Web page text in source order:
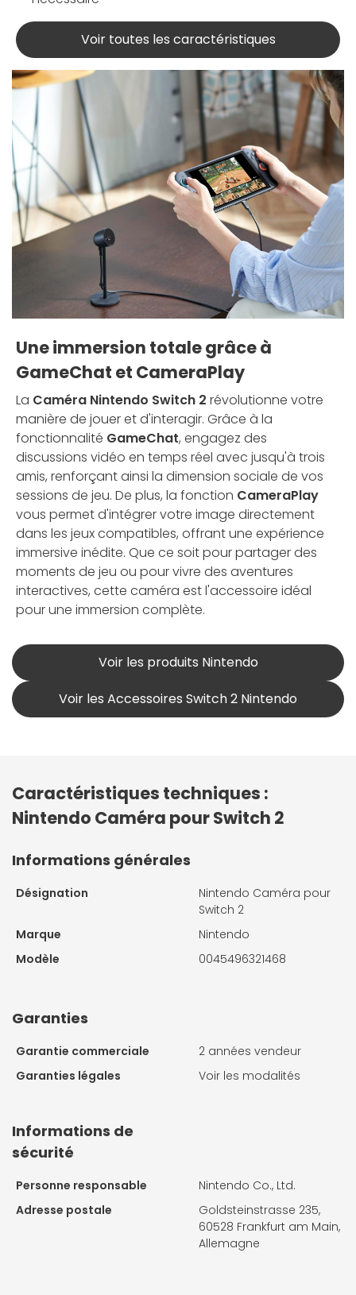
Voir toutes les caractéristiques
Une immersion totale grâce à
GameChat et CameraPlay
La Caméra Nintendo Switch 2 révolutionne votre
manière de jouer et d'interagir. Grâce à la
fonctionnalité GameChat, engagez des
discussions vidéo en temps réel avec jusqu'à trois
amis, renforçant ainsi la dimension sociale de vos
sessions de jeu. De plus, la fonction CameraPlay
vous permet d'intégrer votre image directement
dans les jeux compatibles, offrant une expérience
immersive inédite. Que ce soit pour partager des
moments de jeu ou pour vivre des aventures
interactives, cette caméra est l'accessoire idéal
pour une immersion complète.
Voir les produits Nintendo
Voir les Accessoires Switch 2 Nintendo
Caractéristiques techniques :
Nintendo Caméra pour Switch 2
Informations générales
Désignation
Nintendo Caméra pour
Switch 2
Marque
Nintendo
Modèle
0045496321468
Garanties
Garantie commerciale
2 années vendeur
Garanties légales
Voir les modalités
Informations de
sécurité
Personne responsable
Nintendo Co., Ltd.
Adresse postale
Goldsteinstrasse 235,
60528 Frankfurt am Main,
Allemagne